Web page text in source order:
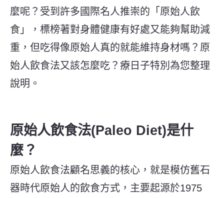
麼呢？受到許多國際名人推崇的「原始人飲
食」，標榜著對身體健康有好處又能夠幫助減
重，但吃得像原始人真的就能維持身材嗎？原
始人飲食法又該怎麼吃？療日子特別為您整理
說明。
原始人飲食法(Paleo Diet)是什
麼？
原始人飲食法顧名思義的核心，就是模仿舊石
器時代原始人的飲食方式，主要起源於1975